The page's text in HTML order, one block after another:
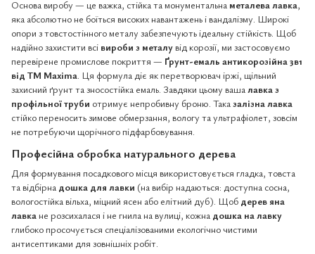
Основа виробу — це важка, стійка та монументальна металева лавка,
яка абсолютно не боїться високих навантажень і вандалізму. Широкі
опори з товстостінного металу забезпечують ідеальну стійкість. Щоб
надійно захистити всі вироби з металу від корозії, ми застосовуємо
перевірене промислове покриття — Ґрунт-емаль антикорозійна 3в1
від ТМ Maxima. Ця формула діє як перетворювач іржі, щільний
захисний ґрунт та зносостійка емаль. Завдяки цьому вашалавка з
профільної труби отримує непробивну броню. Таказалізна лавка
стійко переносить зимове обмерзання, вологу та ультрафіолет, зовсім
не потребуючи щорічного підфарбовування.
Професійна обробка натурального дерева
Для формування посадкового місця використовується гладка, товста
та відбірна дошка для лавки (на вибір надаються: доступна сосна,
вологостійка вільха, міцний ясен або елітний дуб). Щоб дерев яна
лавка не розсихалася і не гнила на вулиці, кожна дошка на лавку
глибоко просочується спеціалізованими екологічно чистими
антисептиками для зовнішніх робіт.